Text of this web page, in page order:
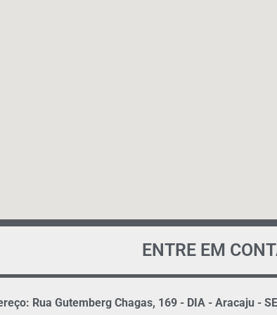
ENTRE EM
Rua Gutemberg Chagas, 169 - DIA - Aracaju -